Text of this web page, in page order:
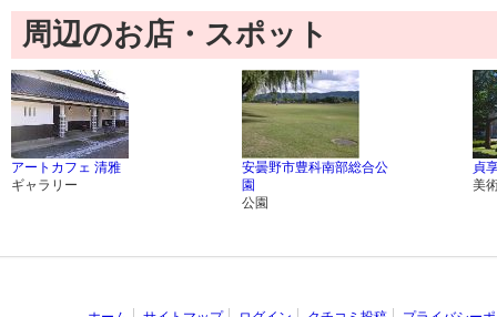
周辺のお店・スポット
アートカフェ 清雅
ギャラリー
安曇野市豊科南部総合公
園
公園
貞
美